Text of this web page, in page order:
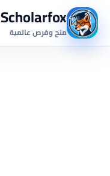
Scholarfox
منح وفرص عالمية